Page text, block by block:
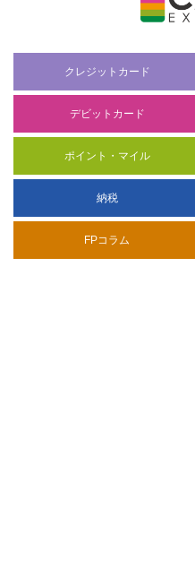
クレジットカード
デビットカード
ポイント・マイル
納税
FPコラム